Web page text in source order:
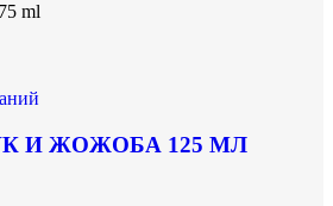
75 ml
И ЖОЖОБА 125 МЛ